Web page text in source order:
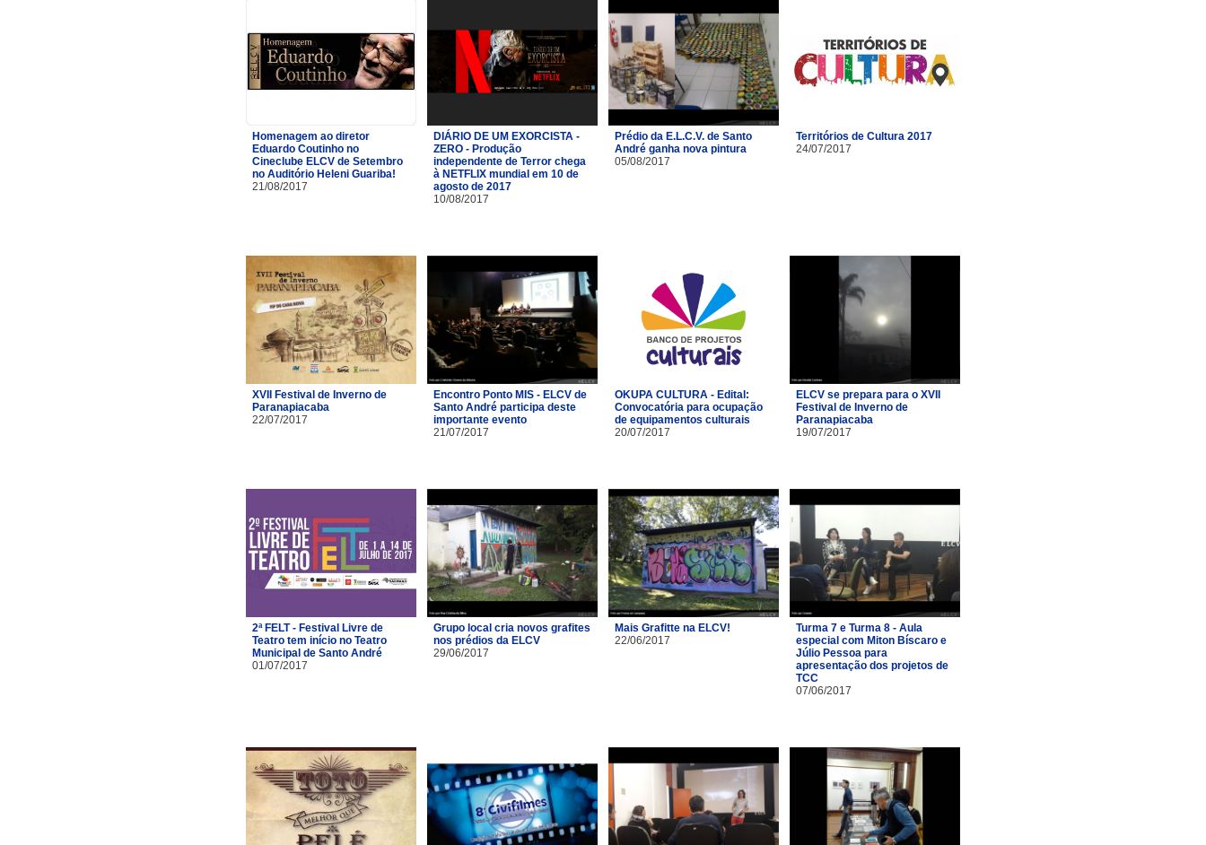
Homenagem ao diretor
Eduardo Coutinho no
Cineclube ELCV de Setembro
no Auditório Heleni Guariba!
21/08/2017
DIÁRIO DE UM EXORCISTA -
ZERO - Produção
independente de Terror chega
à NETFLIX mundial em 10 de
agosto de 2017
10/08/2017
Prédio da E.L.C.V. de Santo
André ganha nova pintura
05/08/2017
Territórios de Cultura 2017
24/07/2017
XVII Festival de Inverno de
Paranapiacaba
22/07/2017
Encontro Ponto MIS - ELCV de
Santo André participa deste
importante evento
21/07/2017
OKUPA CULTURA - Edital:
Convocatória para ocupação
de equipamentos culturais
20/07/2017
ELCV se prepara para o XVII
Festival de Inverno de
Paranapiacaba
19/07/2017
2ª FELT - Festival Livre de
Teatro tem início no Teatro
Municipal de Santo André
01/07/2017
Grupo local cria novos grafites
nos prédios da ELCV
29/06/2017
Mais Grafitte na ELCV!
22/06/2017
Turma 7 e Turma 8 - Aula
especial com Miton Bíscaro e
Júlio Pessoa para
apresentação dos projetos de
TCC
07/06/2017